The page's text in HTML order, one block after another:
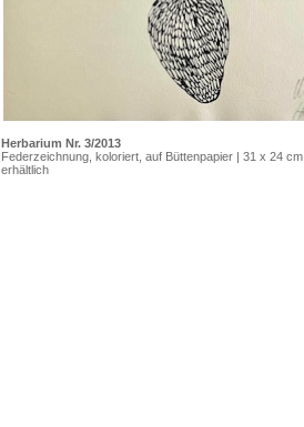
Herbarium Nr. 3/2013
Federzeichnung, koloriert, auf Büttenpapier | 31 x 24 cm
erhältlich